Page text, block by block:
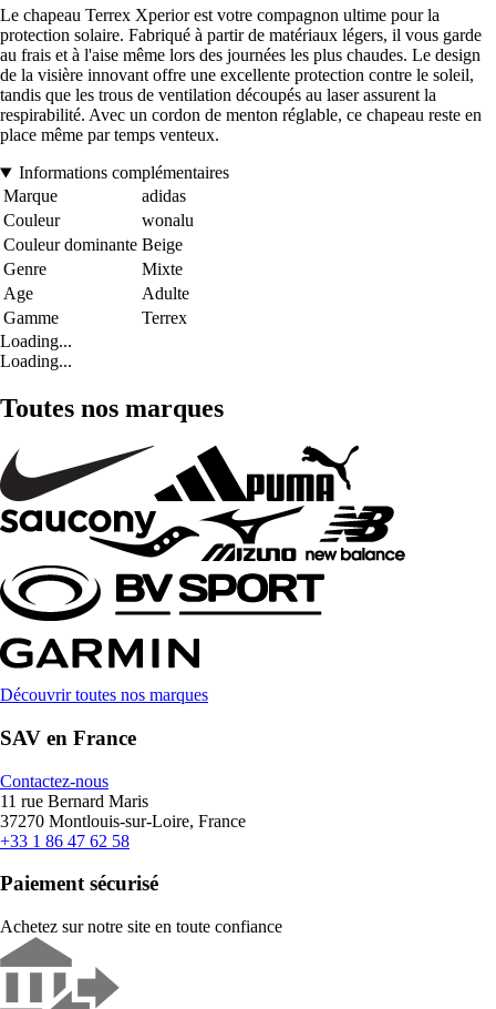
Le chapeau Terrex Xperior est votre compagnon ultime pour la
protection solaire. Fabriqué à partir de matériaux légers, il vous garde
au frais et à l'aise même lors des journées les plus chaudes. Le design
de la visière innovant offre une excellente protection contre le soleil,
tandis que les trous de ventilation découpés au laser assurent la
respirabilité. Avec un cordon de menton réglable, ce chapeau reste en
place même par temps venteux.
Informations complémentaires
Marque
adidas
Couleur
wonalu
Couleur dominante Beige
Genre
Mixte
Age
Adulte
Gamme
Terrex
Loading...
Loading...
Toutes nos marques
Découvrir toutes nos marques
SAV en France
Contactez-nous
11 rue Bernard Maris
37270 Montlouis-sur-Loire, France
+33 1 86 47 62 58
Paiement sécurisé
Achetez sur notre site en toute confiance